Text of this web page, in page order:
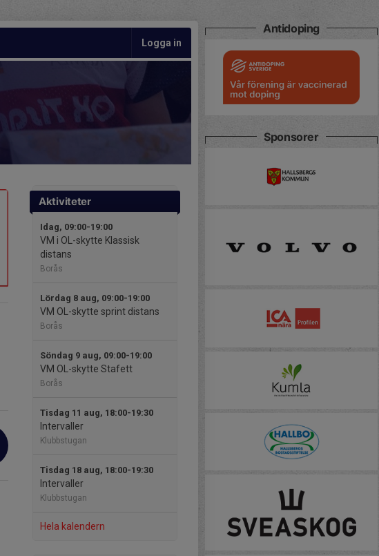
Logga in
Aktiviteter
Idag, 09:00-19:00
VM i OL-skytte Klassisk
distans
Borås
Lördag 8 aug, 09:00-19:00
VM OL-skytte sprint distans
Borås
Söndag 9 aug, 09:00-19:00
VM OL-skytte Stafett
Borås
Tisdag 11 aug, 18:00-19:30
Intervaller
Klubbstugan
Tisdag 18 aug, 18:00-19:30
Intervaller
Klubbstugan
Hela kalendern
Antidoping
Sponsorer